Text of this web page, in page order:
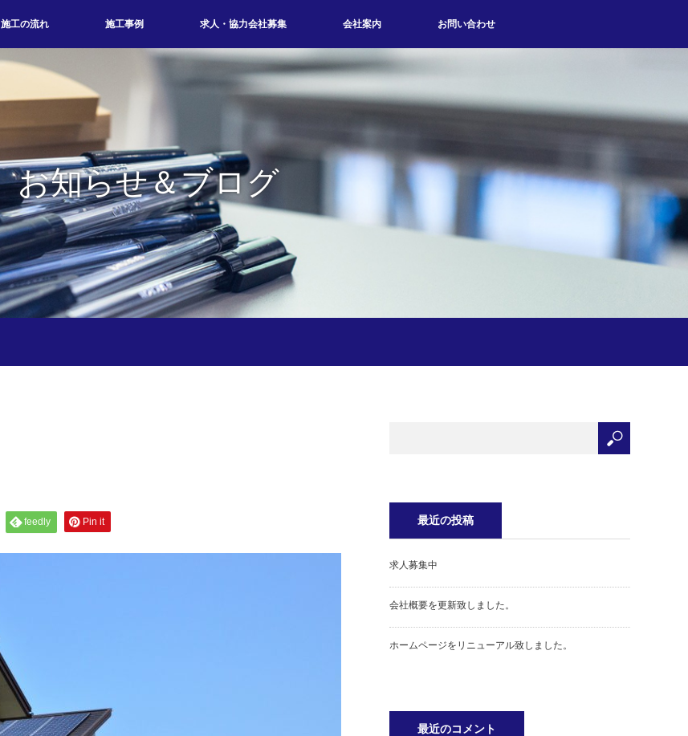
施工の流れ 施工事例 求人・協力会社募集 会社案内 お問い合わせ
お知らせ＆ブログ
feedly Pin it 最近の投稿
求人募集中
会社概要を更新致しました。
ホームページをリニューアル致しました。
最近のコメント